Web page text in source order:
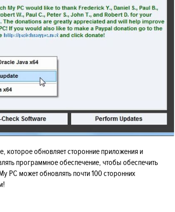
которое обновляет сторонние приложения и
программное обеспечение, чтобы обеспечить
PC может обновлять почти 100 сторонних